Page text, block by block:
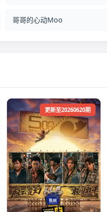
哥哥的心动Moo
更新至20260620期